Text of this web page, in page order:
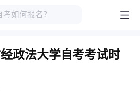
政法大学自考考试时